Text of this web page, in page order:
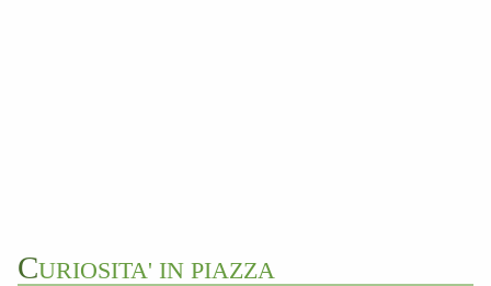
CURIOSITA' IN PIAZZA